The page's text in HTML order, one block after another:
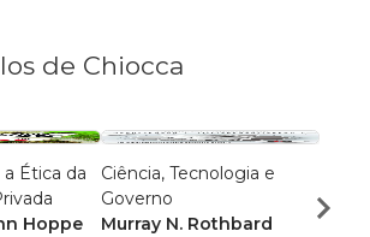
de Chiocca
Ética da
Hoppe
Ciência, Tecnologia e
Governo
Murray N. Rothbard
Jr.
R$